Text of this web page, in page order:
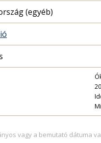
(egyéb)
vagy a bemutató dátuma